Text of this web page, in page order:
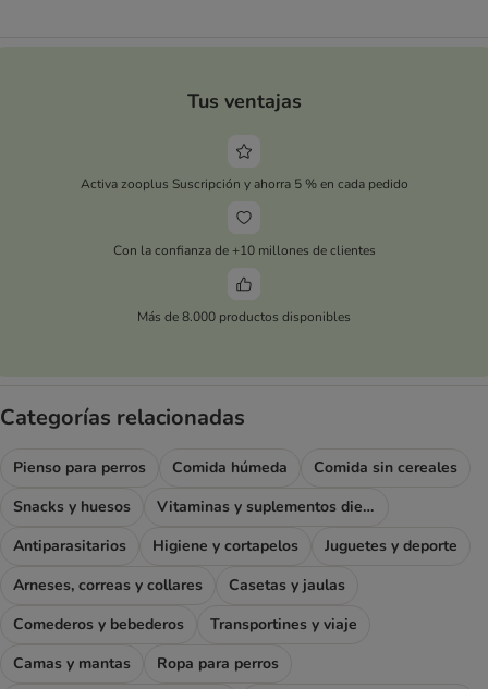
Tus ventajas
Activa zooplus Suscripción y ahorra 5 % en cada pedido
Con la confianza de +10 millones de clientes
Más de 8.000 productos disponibles
Categorías relacionadas
Pienso para perros Comida húmeda
Comida sin cereales
Snacks y huesos
Vitaminas y suplementos dietéticos
Antiparasitarios
Higiene y cortapelos
Juguetes y deporte
Arneses, correas y collares
Casetas y jaulas
Comederos y bebederos
Transportines y viaje
Camas y mantas
Ropa para perros